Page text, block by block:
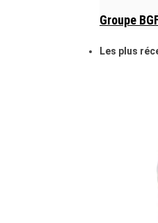
Groupe
Les plus